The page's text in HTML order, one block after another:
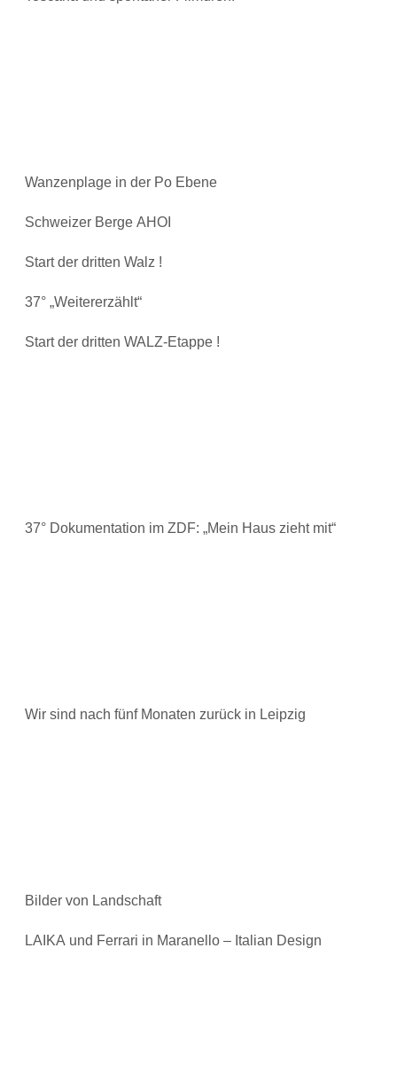
Wanzenplage in der Po Ebene
Schweizer Berge AHOI
Start der dritten Walz !
37° „Weitererzählt“
Start der dritten WALZ-Etappe !
37° Dokumentation im ZDF: „Mein Haus zieht mit“
Wir sind nach fünf Monaten zurück in Leipzig
Bilder von Landschaft
LAIKA und Ferrari in Maranello – Italian Design